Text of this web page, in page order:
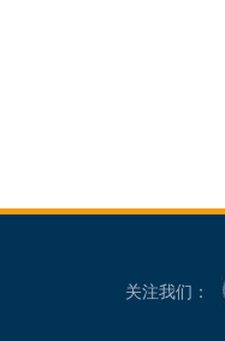
关注我们：